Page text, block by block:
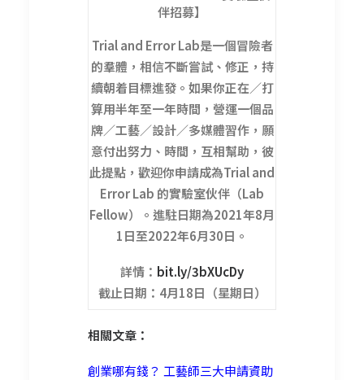
伴招募】
Trial and Error Lab是一個冒險者
的羣體，相信不斷嘗試、修正，持
續朝着目標進發。如果你正在／打
算用半年至一年時間，營運一個品
牌／工藝／設計／多媒體習作，願
意付出努力、時間，互相幫助，彼
此提點，歡迎你申請成為Trial and
Error Lab 的實驗室伙伴（Lab
Fellow）。進駐日期為2021年8月
1日至2022年6月30日。
詳情： bit.ly/3bXUcDy
截止日期：4月18日（星期日）
相關文章：
創業哪有錢？ 工藝師三大申請資助